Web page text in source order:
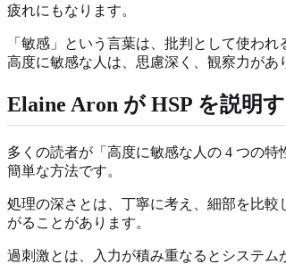
疲れにもなります。
「敏感」という言葉は、批判として使わ
高度に敏感な人は、思慮深く、観察力があ
Elaine Aron が HSP を説明
多くの読者が「高度に敏感な人の 4 つの
簡単な方法です。
処理の深さとは、丁寧に考え、細部を比
がることがあります。
過刺激とは、入力が積み重なるとシステ